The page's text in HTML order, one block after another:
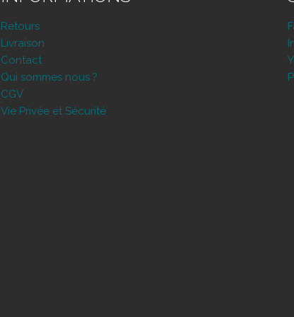
Retours
Livraison
Contact
Qui sommes nous ?
CGV
Vie Privée et Sécurité